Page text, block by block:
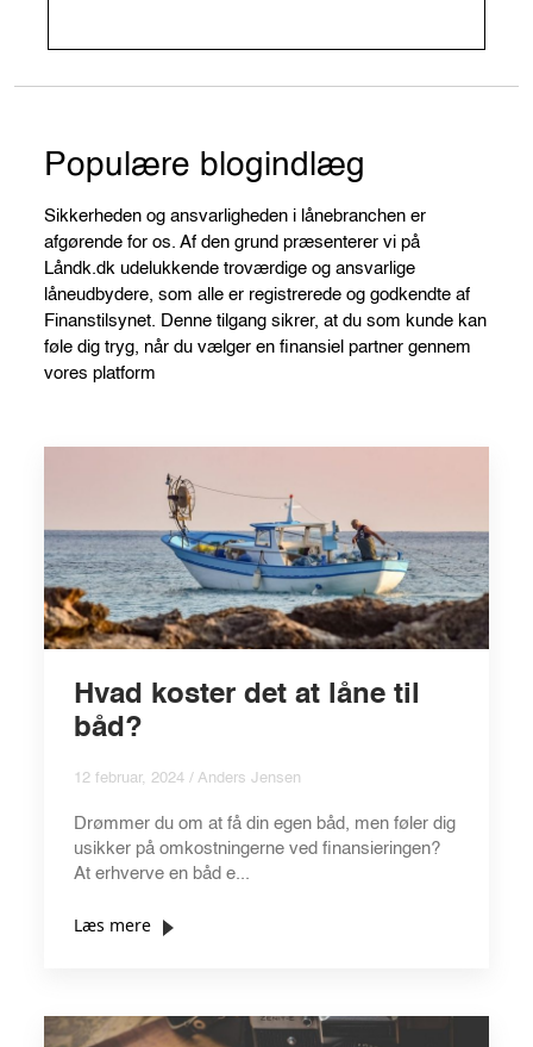
Populære blogindlæg
Sikkerheden og ansvarligheden i lånebranchen er
afgørende for os. Af den grund præsenterer vi på
Låndk.dk udelukkende troværdige og ansvarlige
låneudbydere, som alle er registrerede og godkendte af
Finanstilsynet. Denne tilgang sikrer, at du som kunde kan
føle dig tryg, når du vælger en finansiel partner gennem
vores platform
Hvad koster det at låne til
båd?
12 februar, 2024 / Anders Jensen
Drømmer du om at få din egen båd, men føler dig
usikker på omkostningerne ved finansieringen?
At erhverve en båd e...
Læs mere